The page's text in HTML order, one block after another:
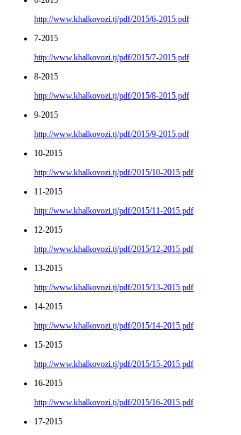
http://www.khalkovozi.tj/pdf/2015/6-2015.pdf
7-2015
http://www.khalkovozi.tj/pdf/2015/7-2015.pdf
8-2015
http://www.khalkovozi.tj/pdf/2015/8-2015.pdf
9-2015
http://www.khalkovozi.tj/pdf/2015/9-2015.pdf
10-2015
http://www.khalkovozi.tj/pdf/2015/10-2015.pdf
11-2015
http://www.khalkovozi.tj/pdf/2015/11-2015.pdf
12-2015
http://www.khalkovozi.tj/pdf/2015/12-2015.pdf
13-2015
http://www.khalkovozi.tj/pdf/2015/13-2015.pdf
14-2015
http://www.khalkovozi.tj/pdf/2015/14-2015.pdf
15-2015
http://www.khalkovozi.tj/pdf/2015/15-2015.pdf
16-2015
http://www.khalkovozi.tj/pdf/2015/16-2015.pdf
17-2015